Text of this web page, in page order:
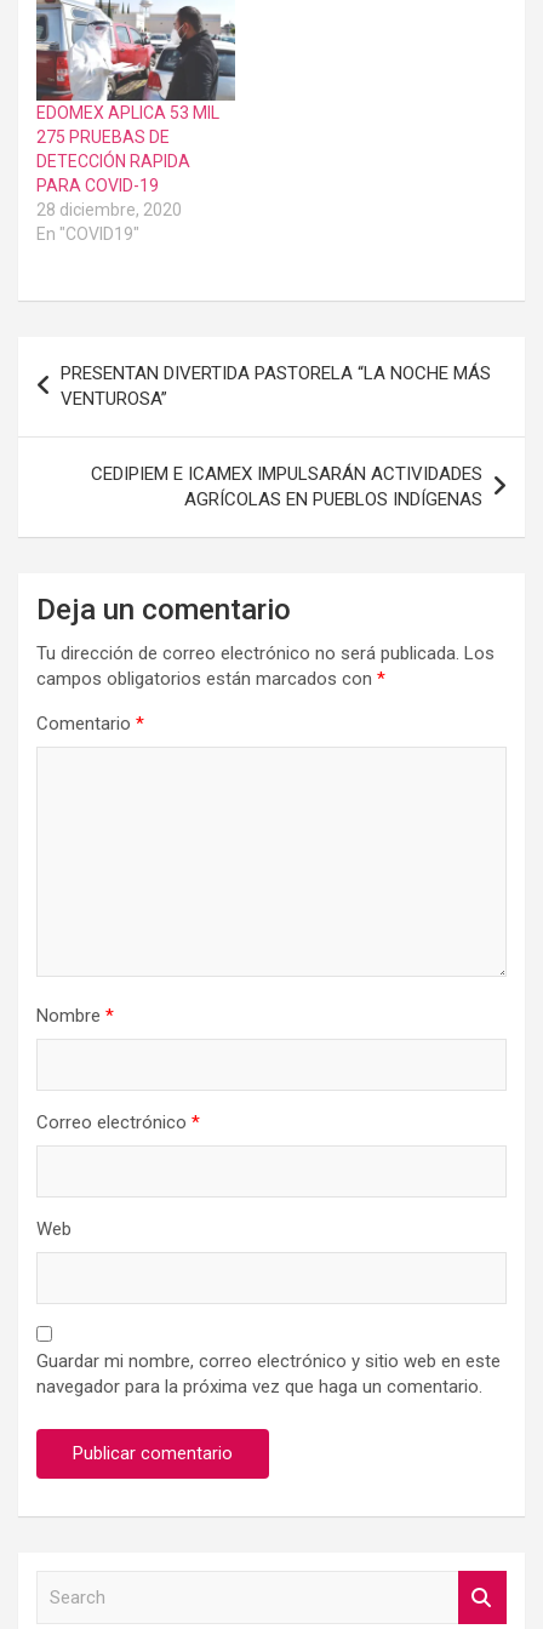
EDOMEX APLICA 53 MIL
275 PRUEBAS DE
DETECCIÓN RAPIDA
PARA COVID-19
28 diciembre, 2020
En "COVID19"
de
entradas
PRESENTAN DIVERTIDA PASTORELA “LA NOCHE MÁS
VENTUROSA”
CEDIPIEM E ICAMEX IMPULSARÁN ACTIVIDADES
AGRÍCOLAS EN PUEBLOS INDÍGENAS
Deja un comentario
Tu dirección de correo electrónico no será publicada. Los
campos obligatorios están marcados con *
Comentario *
Nombre *
Correo electrónico *
Web
Guardar mi nombre, correo electrónico y sitio web en este
navegador para la próxima vez que haga un comentario.